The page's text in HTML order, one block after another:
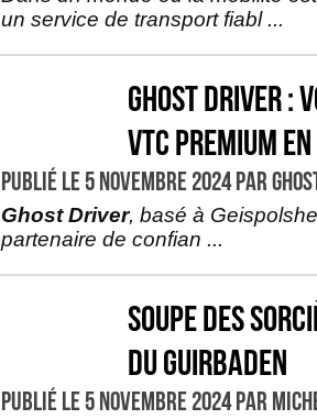
un service de transport fiabl ...
Ghost Driver :
VTC Premium
PUBLIÉ LE 5 NOVEMBRE 2024 PAR
Ghost Driver, basé à
partenaire de confian ...
Soupe des
du Guirbaden
PUBLIÉ LE 5 NOVEMBRE 2024 PAR